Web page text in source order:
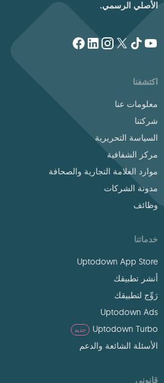
الأصلي الرسمي.
اكتشفنا
معلومات عنا
شركتنا
السياسة التحريرية
مركز الشفافية
موارد العلامة التجارية والصحافة
مدونة الشركات
وظائف
خدماتنا
Uptodown App Store
أنشر تطبيقك
رَوِّج لتطبيقك
Uptodown Ads
Uptodown Turbo
جديد
الأسئلة الشائعة والدعم
قانوني